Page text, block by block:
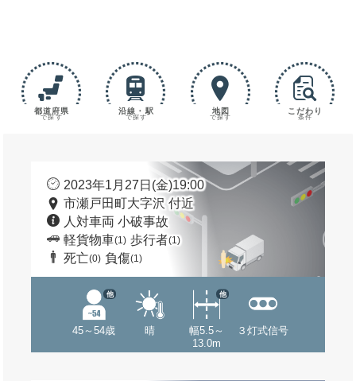
都道府県
で探す
沿線・駅
で探す
地図
で探す
こだわり
条件
2023年1月27日(金)19:00
市瀬戸田町大字沢 付近
人対車両 小破事故
軽貨物車(1) 歩行者(1)
死亡(0) 負傷(1)
45～54歳
他
晴
幅5.5～
13.0m
他
３灯式信号